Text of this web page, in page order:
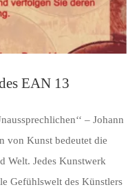
EAN 13
– Johann
von Kunst bedeutet die
Welt. Jedes Kunstwerk
Gefühlswelt des Künstlers